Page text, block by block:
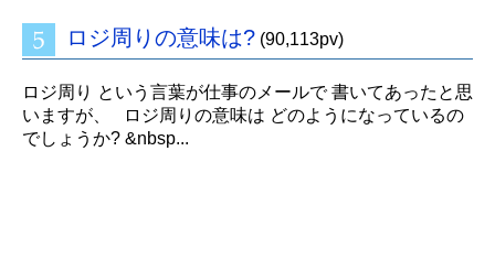
ロジ周りの意味は? (90,113pv)
ロジ周り という言葉が仕事のメールで 書いてあったと思
いますが、 ロジ周りの意味は どのようになっているの
でしょうか? &nbsp...